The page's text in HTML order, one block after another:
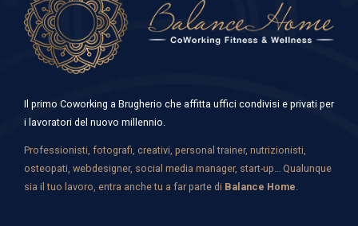
Il primo Coworking a Brugherio che affitta uffici condivisi e privati per
i lavoratori del nuovo millennio.
Professionisti, fotografi, creativi, personal trainer, nutrizionisti,
osteopati, webdesigner, social media manager, start-up… Qualunque
sia il tuo lavoro, entra anche tu a far parte di Balance Home.